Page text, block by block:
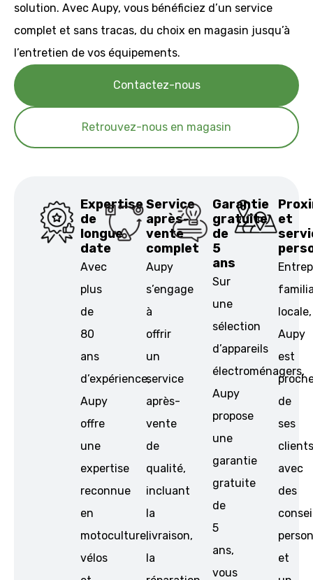
solution. Avec Aupy, vous bénéficiez d’un service
complet et sans tracas, du choix en magasin jusqu’à
l’entretien de vos équipements.
Contactez-nous
Retrouvez-nous en magasin
Expertise
de
longue
date
Avec
plus
de
80
ans
d’expérience,
Aupy
offre
une
expertise
reconnue
en
motoculture,
vélos
Service
après-
vente
complet
Aupy
s’engage
à
offrir
un
service
après-
vente
de
qualité,
incluant
la
livraison,
la
Garantie
gratuite
de
5
ans
Sur
une
sélection
d’appareils
électroménagers,
Aupy
propose
une
garantie
gratuite
de
5
ans,
vous
et
locale,
Aupy
est
de
ses
avec
des
et